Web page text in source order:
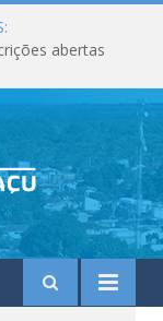
abertas